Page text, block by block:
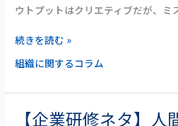
理
の
ウトプットはクリエティブだが、ミ
耐
性
は
強
方
続きを読む »
組織に関するコラム
【企業研修ネタ】
【企